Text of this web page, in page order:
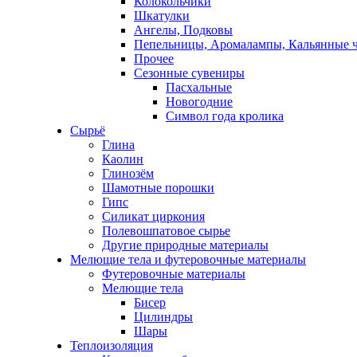
Шкатулки
Ангелы, Подковы
Пепельницы, Аромалампы, Кальянные
Прочее
Сезонные сувениры
Пасхальные
Новогодние
Символ года кролика
Сырьё
Глина
Каолин
Глинозём
Шамотные порошки
Гипс
Силикат циркония
Полевошпатовое сырье
Другие природные материалы
Мелющие тела и футеровочные материалы
Футеровочные материалы
Мелющие тела
Бисер
Цилиндры
Шары
Теплоизоляция